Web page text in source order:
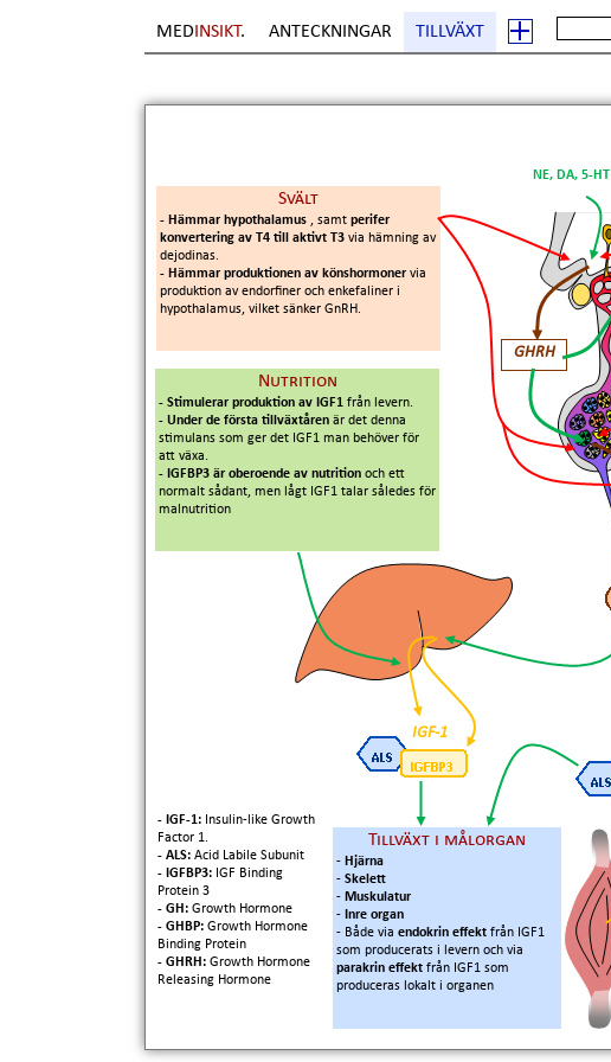
MED INSIKT. ANTECKNINGAR TILLVÄXT
GHRH
NE, DA, 5-HT
IGF-1
Svält
- Hämmar hypothalamus , samt perifer
konvertering av T4 till aktivt T3 via hämning av
dejodinas.
- Hämmar produktionen av könshormoner via
produktion av endorfiner och enkefaliner i
hypothalamus, vilket sänker GnRH.
Nutrition
- Stimulerar produktion av IGF1 från levern.
- Under de första tillväxtåren är det denna
stimulans som ger det IGF1 man behöver för
att växa.
- IGFBP3 är oberoende av nutrition och ett
normalt sådant, men lågt IGF1 talar således för
malnutrition
Tillväxt i målorgan
- Hjärna
- Skelett
- Muskulatur
- Inre organ
- Både via endokrin effekt från IGF1
som producerats i levern och via
parakrin effekt från IGF1 som
produceras lokalt i organen
- IGF-1: Insulin-like Growth
Factor 1.
- ALS: Acid Labile Subunit
- IGFBP3: IGF Binding
Protein 3
- GH: Growth Hormone
- GHBP: Growth Hormone
Binding Protein
- GHRH: Growth Hormone
Releasing Hormone